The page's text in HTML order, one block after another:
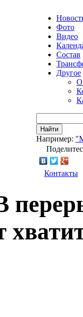
Фото
Видео
Состав
Другое
О
Найти
Например:
Контакты